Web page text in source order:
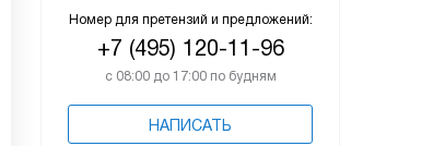
Номер для претензий и предложений:
+7 (495) 120-11-96
с 08:00 до 17:00 по будням
НАПИСАТЬ